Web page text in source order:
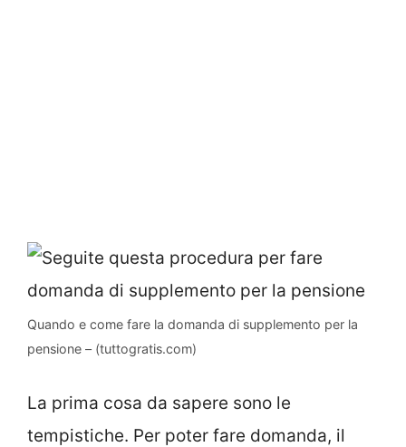
Quando e come fare la domanda di supplemento per la
pensione – (tuttogratis.com)
La prima cosa da sapere sono le
tempistiche. Per poter fare domanda, il